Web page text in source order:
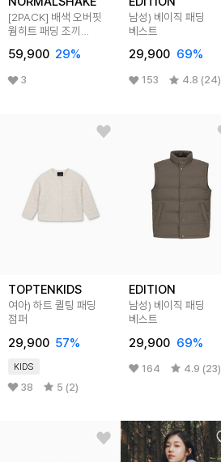
[2PACK] 배색 오버핏
웜히트 패딩 조끼
59,900 29%
3
남성) 베이직 패딩
베스트
29,900 69%
153 4.8 (24)
TOPTENKIDS
여아) 하트 퀼팅 패딩
점퍼
29,900 57%
KIDS
38 5 (2)
EDITION
남성) 베이직 패딩
베스트
29,900 69%
164 4.9 (23)